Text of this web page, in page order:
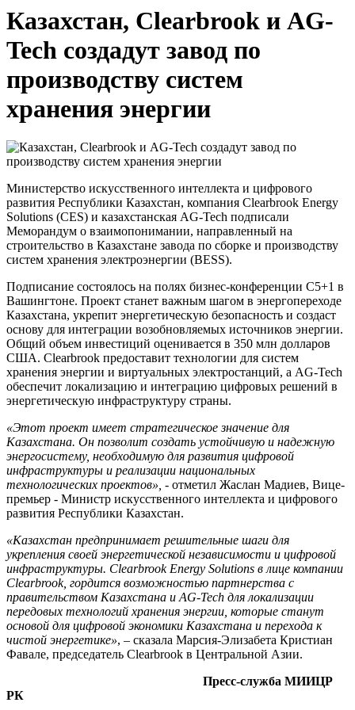
Казахстан, Clearbrook и AG-
Tech создадут завод по
производству систем
хранения энергии
Министерство искусственного интеллекта и цифрового
развития Республики Казахстан, компания Clearbrook Energy
Solutions (CES) и казахстанская AG-Tech подписали
Меморандум о взаимопонимании, направленный на
строительство в Казахстане завода по сборке и производству
систем хранения электроэнергии (BESS).
Подписание состоялось на полях бизнес-конференции C5+1 в
Вашингтоне. Проект станет важным шагом в энергопереходе
Казахстана, укрепит энергетическую безопасность и создаст
основу для интеграции возобновляемых источников энергии.
Общий объем инвестиций оценивается в 350 млн долларов
США. Clearbrook предоставит технологии для систем
хранения энергии и виртуальных электростанций, а AG-Tech
обеспечит локализацию и интеграцию цифровых решений в
энергетическую инфраструктуру страны.
«Этот проект имеет стратегическое значение для
Казахстана. Он позволит создать устойчивую и надежную
энергосистему, необходимую для развития цифровой
инфраструктуры и реализации национальных
технологических проектов», - отметил Жаслан Мадиев, Вице-
премьер - Министр искусственного интеллекта и цифрового
развития Республики Казахстан.
«Казахстан предпринимает решительные шаги для
укрепления своей энергетической независимости и цифровой
инфраструктуры. Clearbrook Energy Solutions в лице компании
Clearbrook, гордится возможностью партнерства с
правительством Казахстана и AG-Tech для локализации
передовых технологий хранения энергии, которые станут
основой для цифровой экономики Казахстана и перехода к
чистой энергетике», – сказала Марсия-Элизабета Кристиан
Фавале, председатель Clearbrook в Центральной Азии.
Пресс-служба МИИЦР
РК